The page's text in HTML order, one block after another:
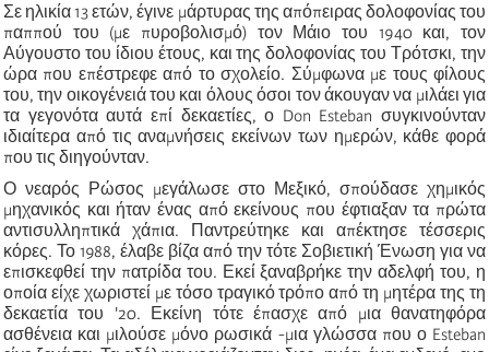
Σε ηλικία 13 ετών, έγινε μάρτυρας της απόπειρας δολοφονίας του
παππού του (με πυροβολισμό) τον Μάιο του 1940 και, τον
Αύγουστο του ίδιου έτους, και της δολοφονίας του Τρότσκι, την
ώρα που επέστρεφε από το σχολείο. Σύμφωνα με τους φίλους
του, την οικογένειά του και όλους όσοι τον άκουγαν να μιλάει για
τα γεγονότα αυτά επί δεκαετίες, ο Don Esteban συγκινούνταν
ιδιαίτερα από τις αναμνήσεις εκείνων των ημερών, κάθε φορά
που τις διηγούνταν.
Ο νεαρός Ρώσος μεγάλωσε στο Μεξικό, σπούδασε χημικός
μηχανικός και ήταν ένας από εκείνους που έφτιαξαν τα πρώτα
αντισυλληπτικά χάπια. Παντρεύτηκε και απέκτησε τέσσερις
κόρες. Το 1988, έλαβε βίζα από την τότε Σοβιετική Ένωση για να
επισκεφθεί την πατρίδα του. Εκεί ξαναβρήκε την αδελφή του, η
οποία είχε χωριστεί με τόσο τραγικό τρόπο από τη μητέρα της τη
δεκαετία του '20. Εκείνη τότε έπασχε από μια θανατηφόρα
ασθένεια και μιλούσε μόνο ρωσικά -μια γλώσσα που ο Esteban